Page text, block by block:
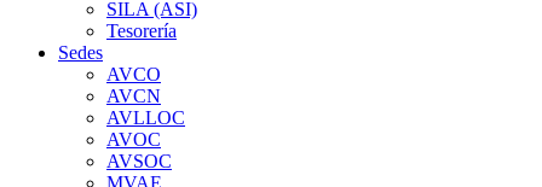
SILA (ASI)
Tesorería
Sedes
AVCO
AVCN
AVLLOC
AVOC
AVSOC
MVAE